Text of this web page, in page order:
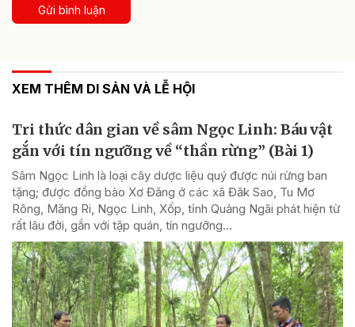
Gửi bình luận
XEM THÊM DI SẢN VÀ LỄ HỘI
Tri thức dân gian về sâm Ngọc Linh: Báu vật
gắn với tín ngưỡng về “thần rừng” (Bài 1)
Sâm Ngọc Linh là loại cây dược liệu quý được núi rừng ban
tặng; được đồng bào Xơ Đăng ở các xã Đăk Sao, Tu Mơ
Rông, Măng Ri, Ngọc Linh, Xốp, tỉnh Quảng Ngãi phát hiện từ
rất lâu đời, gắn với tập quán, tín ngưỡng...